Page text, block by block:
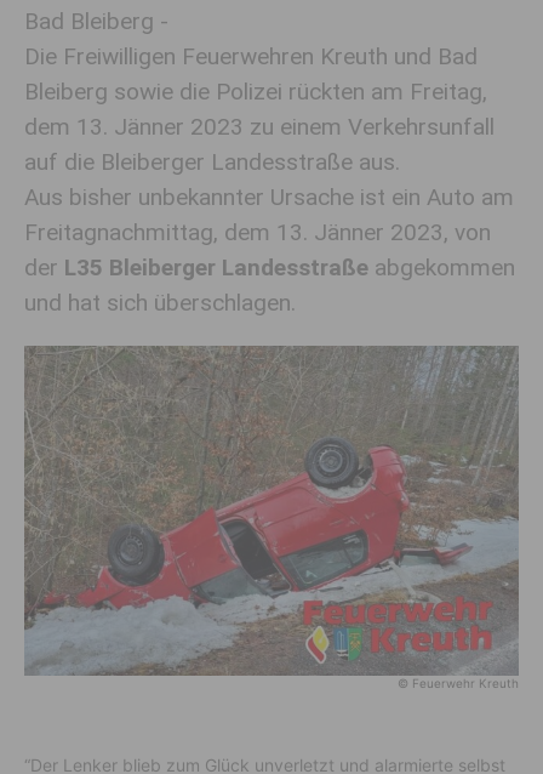
Bad Bleiberg -
Die Freiwilligen Feuerwehren Kreuth und Bad
Bleiberg sowie die Polizei rückten am Freitag,
dem 13. Jänner 2023 zu einem Verkehrsunfall
auf die Bleiberger Landesstraße aus.
Aus bisher unbekannter Ursache ist ein Auto am
Freitagnachmittag, dem 13. Jänner 2023, von
der L35 Bleiberger Landesstraße abgekommen
und hat sich überschlagen.
© Feuerwehr Kreuth
“Der Lenker blieb zum Glück unverletzt und alarmierte selbst